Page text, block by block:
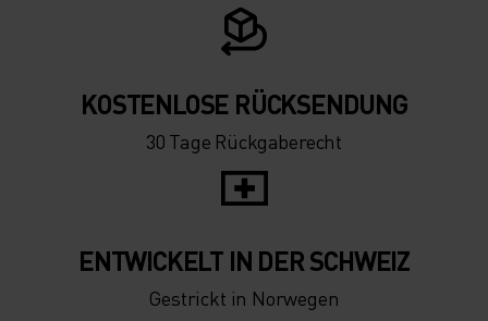
KOSTENLOSE RÜCKSENDUNG
30 Tage Rückgaberecht
ENTWICKELT IN DER SCHWEIZ
Gestrickt in Norwegen